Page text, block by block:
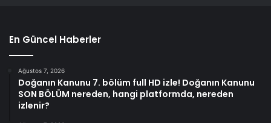
En Güncel Haberler
Ağustos 7, 2026
Doğanın Kanunu 7. bölüm full HD izle! Doğanın Kanunu
SON BÖLÜM nereden, hangi platformda, nereden
izlenir?